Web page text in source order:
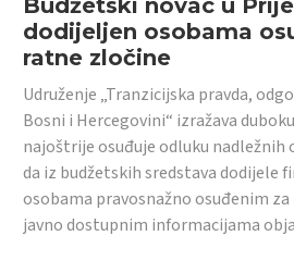
dodijeljen osobama
ratne zločine
Udruženje „Tranzicijska pravda,
Bosni i Hercegovini“ izražava
najoštrije osuđuje odluku nadležnih
da iz budžetskih sredstava dodijele
osobama pravosnažno osuđenim
javno dostupnim informacijama